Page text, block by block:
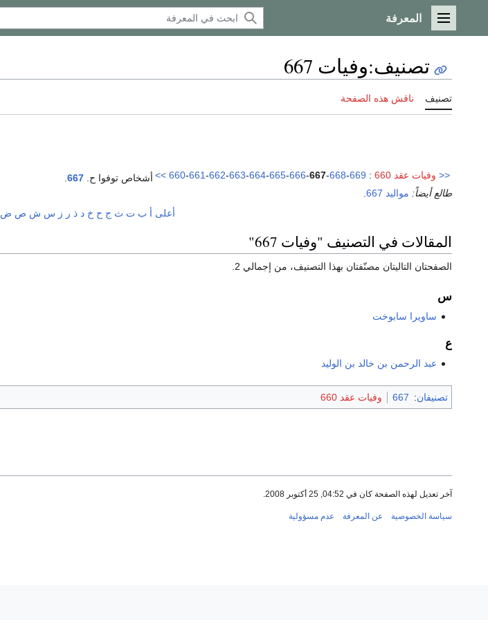
القائمة الرئيسية
المعرفة
تصنيف:وفيات 667
تصنيف ناقش هذه الصفحة
<< وفيات عقد 660 :
660-661-662-663-664-665-666-667-668-669
>> أشخاص توفوا ح. 667
طالع أيضاً: مواليد 667
أعلى أ ب ت ث ج ح خ د ذ ر ز س ش ص ض
المقالات في التصنيف "وفيات 667"
الصفحتان التاليتان مصنّفتان بهذا التصنيف، من إجمالي 2.
س
ساويرا سابوخت
ع
عبد الرحمن بن خالد بن الوليد
تصنيفان:
667 وفيات عقد 660
آخر تعديل لهذه الصفحة كان في 04:52, 25 أكتوبر 2008.
سياسة الخصوصية عن المعرفة عدم مسؤولية